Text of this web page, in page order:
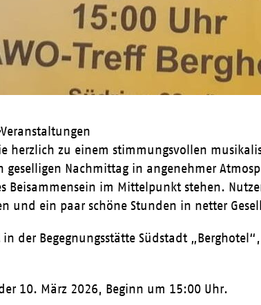
Veranstaltungen
herzlich zu einem stimmungsvollen
geselligen Nachmittag in angenehmer
Beisammensein im Mittelpunkt stehen.
und ein paar schöne Stunden in netter
der Begegnungsstätte Südstadt
10. März 2026, Beginn um 15:00 Uhr.